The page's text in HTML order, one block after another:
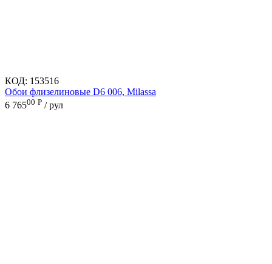
КОД: 153516
Обои флизелиновые D6 006, Milassa
6 76500 Р / рул